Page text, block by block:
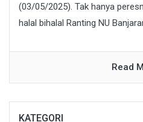
(03/05/2025). Tak hanya
halal bihalal Ranting NU
Read
KATEGORI